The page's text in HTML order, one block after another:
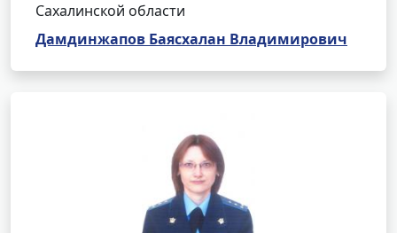
Сахалинской области
Дамдинжапов Баясхалан Владимирович